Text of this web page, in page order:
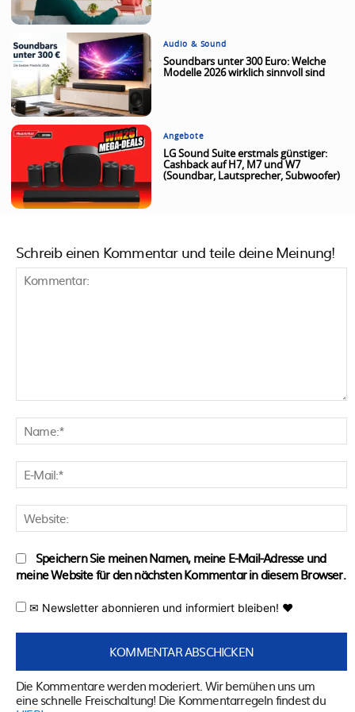
Audio & Sound
Soundbars unter 300 Euro: Welche
Modelle 2026 wirklich sinnvoll sind
Angebote
LG Sound Suite erstmals günstiger:
Cashback auf H7, M7 und W7
(Soundbar, Lautsprecher, Subwoofer)
Schreib einen Kommentar und teile deine Meinung!
Speichern Sie meinen Namen, meine E-Mail-Adresse und
meine Website für den nächsten Kommentar in diesem Browser.
✉ Newsletter abonnieren und informiert bleiben! ♥
Die Kommentare werden moderiert. Wir bemühen uns um
eine schnelle Freischaltung! Die Kommentarregeln findest du